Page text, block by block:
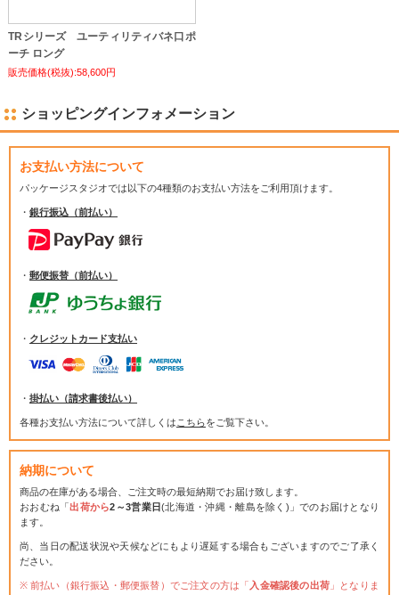
TRシリーズ ユーティリティバネ口ポ
ーチ ロング
販売価格(税抜):58,600円
ショッピングインフォメーション
お支払い方法について
パッケージスタジオでは以下の4種類のお支払い方法をご利用頂けます。
・ 銀行振込（前払い）
・ 郵便振替（前払い）
・ クレジットカード支払い
・ 掛払い（請求書後払い）
各種お支払い方法について詳しくは こちらをご覧下さい。
納期について
商品の在庫がある場合、ご注文時の最短納期でお届け致します。
おおむね「出荷から2～3営業日(北海道・沖縄・離島を除く)」でのお届けとなり
ます。
尚、当日の配送状況や天候などにもより遅延する場合もございますのでご了承く
ださい。
前払い（銀行振込・郵便振替）でご注文の方は「 入金確認後の出荷 」となりま